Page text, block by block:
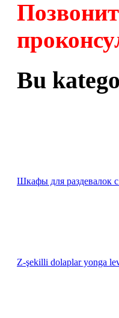
Bu
Шкафы для раздевалок
Z-şekilli dolaplar yonga